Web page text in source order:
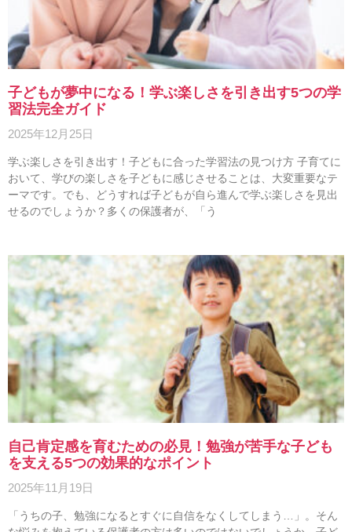
子どもが夢中になる！学ぶ楽しさを引き出す5つの学
習法完全ガイド
2025年12月25日
学ぶ楽しさを引き出す！子どもに合った学習法の見つけ方 子育てに
おいて、学びの楽しさを子どもに感じさせることは、大変重要なテ
ーマです。でも、どうすれば子どもが自ら進んで学ぶ楽しさを見出
せるのでしょうか？多くの保護者が、「う
自己肯定感を育むための必見！勉強が苦手な子ども
を支える5つの効果的なポイント
2025年11月19日
「うちの子、勉強になるとすぐに自信をなくしてしまう…」。そん